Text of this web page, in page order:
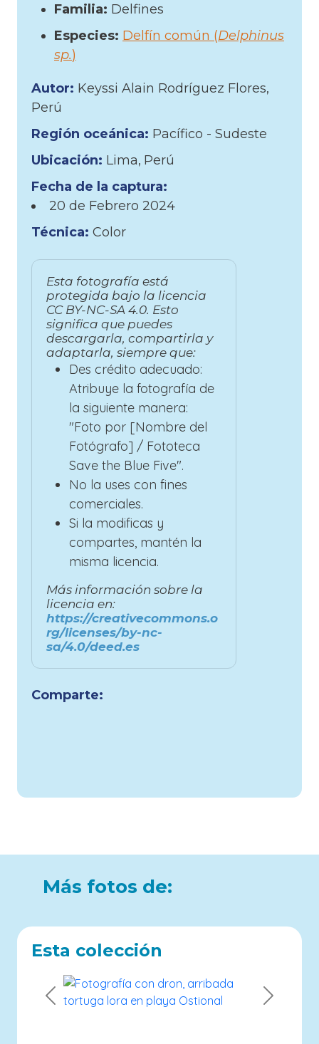
Familia: Delfines
Especies: Delfín común (Delphinus
sp.)
Autor: Keyssi Alain Rodríguez Flores
Perú
Región oceánica: Pacífico - Sudeste
Ubicación: Lima Perú
Fecha de la captura:
20 de Febrero 2024
Técnica: Color
Esta fotografía está
protegida bajo la licencia
CC BY-NC-SA 4.0. Esto
significa que puedes
descargarla, compartirla y
adaptarla, siempre que:
Des crédito adecuado:
Atribuye la fotografía de
la siguiente manera:
"Foto por [Nombre del
Fotógrafo] / Fototeca
Save the Blue Five".
No la uses con fines
comerciales.
Si la modificas y
compartes, mantén la
misma licencia.
Más información sobre la
licencia en:
https://creativecommons.o
rg/licenses/by-nc-
sa/4.0/deed.es
Comparte:
Más fotos de:
Esta colección
Previous Next